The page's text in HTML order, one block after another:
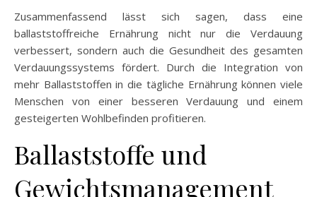
Zusammenfassend lässt sich sagen, dass eine
ballaststoffreiche Ernährung nicht nur die Verdauung
verbessert, sondern auch die Gesundheit des gesamten
Verdauungssystems fördert. Durch die Integration von
mehr Ballaststoffen in die tägliche Ernährung können viele
Menschen von einer besseren Verdauung und einem
gesteigerten Wohlbefinden profitieren.
Ballaststoffe und
Gewichtsmanagement